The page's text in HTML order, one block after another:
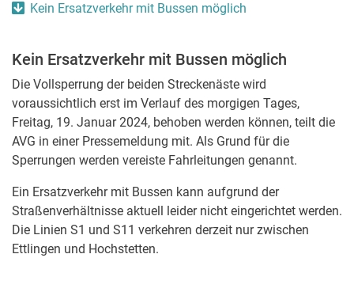
Kein Ersatzverkehr mit Bussen möglich
Kein Ersatzverkehr mit Bussen möglich
Die Vollsperrung der beiden Streckenäste wird
voraussichtlich erst im Verlauf des morgigen Tages,
Freitag, 19. Januar 2024, behoben werden können, teilt die
AVG in einer Pressemeldung mit. Als Grund für die
Sperrungen werden vereiste Fahrleitungen genannt.
Ein Ersatzverkehr mit Bussen kann aufgrund der
Straßenverhältnisse aktuell leider nicht eingerichtet werden.
Die Linien S1 und S11 verkehren derzeit nur zwischen
Ettlingen und Hochstetten.